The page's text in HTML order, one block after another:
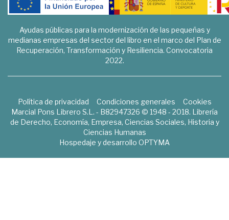
Ayudas públicas para la modernización de las pequeñas y
medianas empresas del sector del libro en el marco del Plan de
Recuperación, Transformación y Resiliencia. Convocatoria
2022.
Política de privacidad Condiciones generales
Cookies
Marcial Pons Librero S.L. - B82947326 © 1948 - 2018. Librería
de Derecho, Economía, Empresa, Ciencias Sociales, Historia y
Ciencias Humanas
Hospedaje y desarrollo OPTYMA